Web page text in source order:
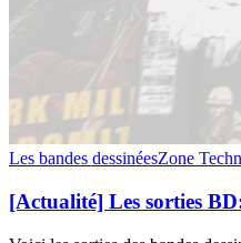
[Actualité]
sorties
BD:
25
Les bandes dessinéesZone
[Actualité] Les sorties